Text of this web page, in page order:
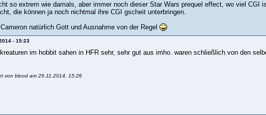
so extrem wie damals, aber immer noch dieser Star Wars prequel effect, wo viel
die können ja noch nichtmal ihre CGI gscheit unterbringen.
natürlich Gott und Ausnahme von der Regel
- 15:23
im hobbit sahen in HFR sehr, sehr gut aus imho. waren schließlich von den
von blood am 29.11.2014, 15:26